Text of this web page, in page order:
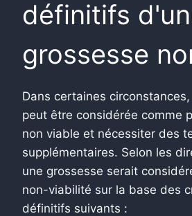
définitifs
grossesse
Dans certaines
peut être considérée comme
non viable et nécessiter des
supplémentaires. Selon les
une grossesse serait
non-viabilité sur la base des
définitifs suivants :